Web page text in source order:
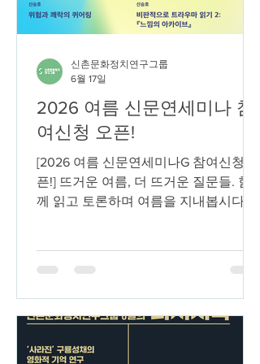
한하여 Zoom 링크 개별 공지) **온라인
을 통해서만 진행됩니다! # 연구소개 :
본 발표는 완성된 원고가 아니라, 학위
논문 프로포절 이후 혼란과 방황
2026 여름 신문연세미나 참
여신청 오픈!
[2026 여름 신문연세미나G 참여신청 오
픈!] 뜨거운 여름, 더 뜨거운 질문들. 함
께 읽고 토론하며 여름을 지내봅시다.
래반] 미래의 정치경제학: 자본은 미래
를 어떻게 선취하는가 (이끔이: 서준상)
여러 방법에 입문하기 (이끔이: 신윤희)
신촌문화정치연구그룹
6월 17일